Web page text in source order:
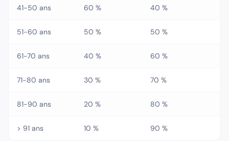
41-50 ans 60 % 40 %
51-60 ans 50 % 50 %
61-70 ans 40 % 60 %
71-80 ans 30 % 70 %
81-90 ans 20 % 80 %
> 91 ans 10 % 90 %